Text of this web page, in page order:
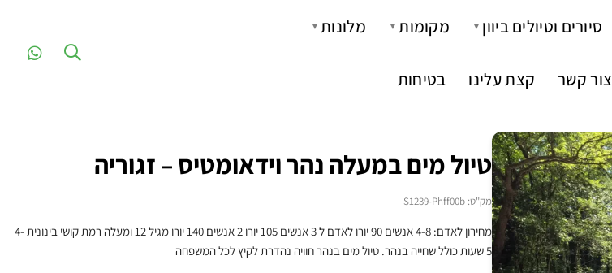
סיורים וטיולים ביוון ▼ מקומות ▼ מלונות ▼
צור קשר קצת עלינו בטיחות
טיול מים במעלה נהר וידאומטיס – זגוריה
מק"ט: S1239-Phff00b
מחירון לאדם: 4-8 אנשים 90 יורו לאדם ל 3 אנשים 105 יורו 2 אנשים 140 יורו מגיל 12 ומעלה רמת קושי בינונית 4-
5 שעות כולל שחייה בנהר. טיול מים בנהר חוויה נהדרת לקיץ לכל המשפחה